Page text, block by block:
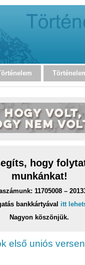
hogy
munkánkat!
11705008 –
bankkártyával itt
Nagyon köszönjük.
első uniós